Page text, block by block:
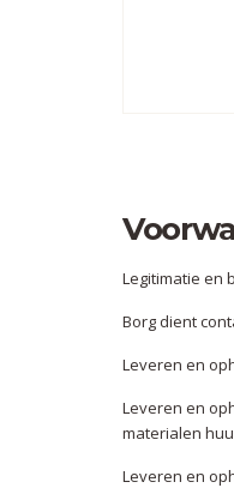
Legitimatie en
Borg dient
Leveren en
Leveren en
materialen
Leveren en